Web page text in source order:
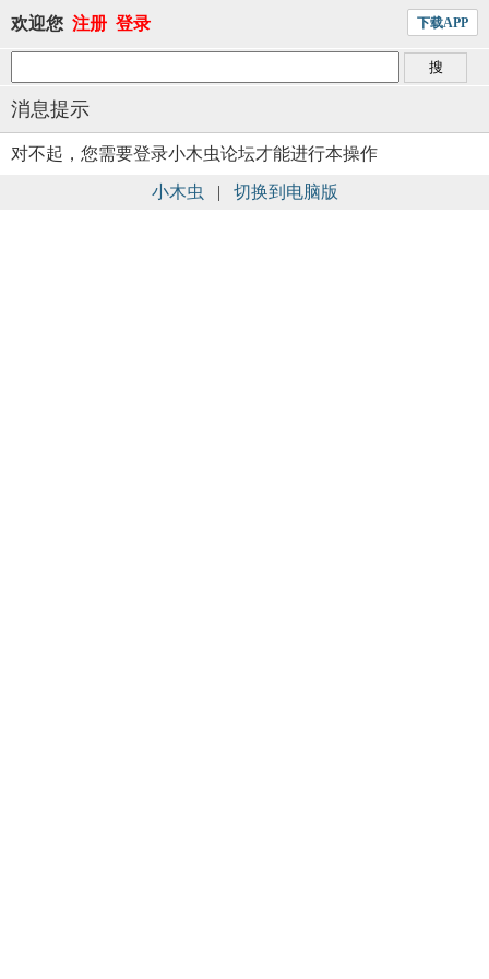
欢迎您 注册 登录 下载APP
消息提示
对不起，您需要登录小木虫论坛才能进行本操作
小木虫 | 切换到电脑版